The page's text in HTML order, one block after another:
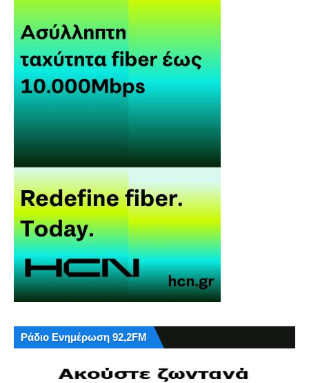
Ράδιο Ενημέρωση 92,2FM